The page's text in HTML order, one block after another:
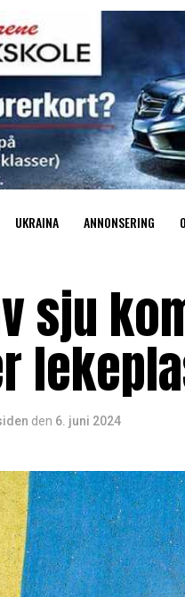
UKRAINA ANNONSERING
sju
den 6. juni 2024